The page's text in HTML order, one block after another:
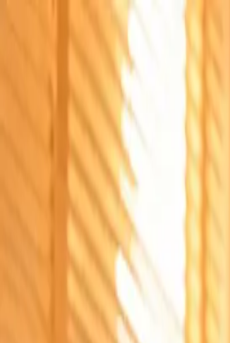
Štvrtok, 6. augusta 2026Meniny má Jozefína